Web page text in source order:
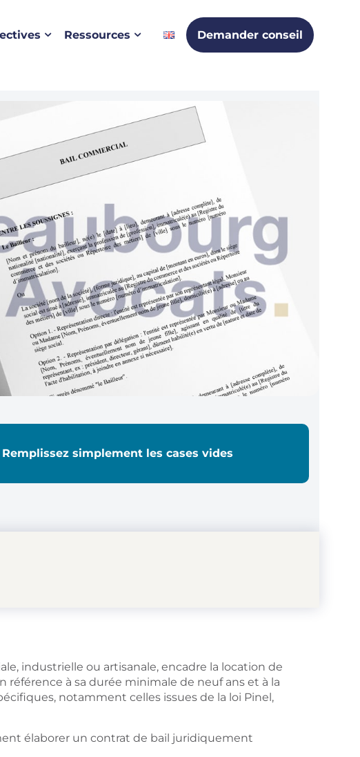
Ressources Demander conseil
Remplissez simplement les cases vides
industrielle ou artisanale, encadre la location de
référence à sa durée minimale de neuf ans et à la
notamment celles issues de la loi Pinel,
élaborer un contrat de bail juridiquement